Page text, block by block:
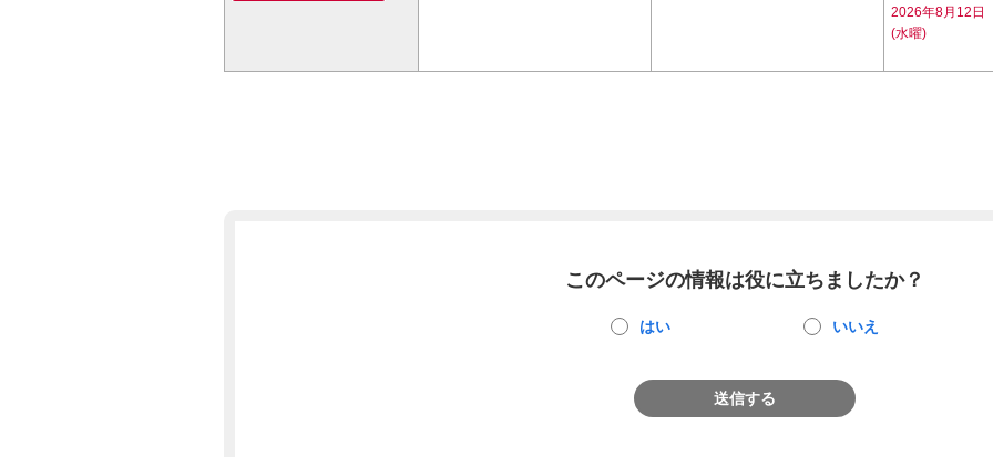
2026年8月12日
(水曜)
このページの情報は役に立ちましたか？
はい いいえ
送信する